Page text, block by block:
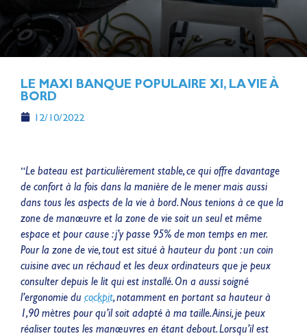
LE MAXI BANQUE POPULAIRE XI, LA VIE À
BORD
12/10/2022
“Le bateau est particulièrement stable, ce qui offre davantage
de confort à la fois dans la manière de le mener mais aussi
dans tous les aspects de la vie à bord. Nous tenions à ce que la
zone de manœuvre et la zone de vie soit un seul et même
espace et pour cause : j’y passe 95% de mon temps en mer.
Pour la zone de vie, tout est situé à hauteur du pont : un coin
cuisine avec un réchaud et les deux ordinateurs que je peux
consulter depuis le lit qui est installé. On a aussi soigné
l’ergonomie du cockpit, notamment en portant sa hauteur à
1,90 mètres pour qu’il soit adapté à ma taille. Ainsi, je peux
réaliser toutes les manœuvres en étant debout. Lorsqu’il est